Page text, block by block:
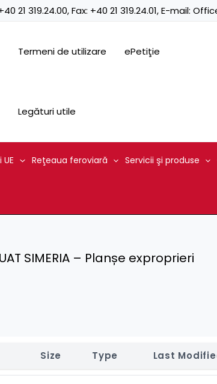
21 319.24.00, Fax: +40 21 319.24.01, E-mail:
Termeni de utilizare ePetiţie
Legături utile
Reţeaua feroviară Servicii şi produse
SIMERIA – Planșe exproprieri
Size Type Last